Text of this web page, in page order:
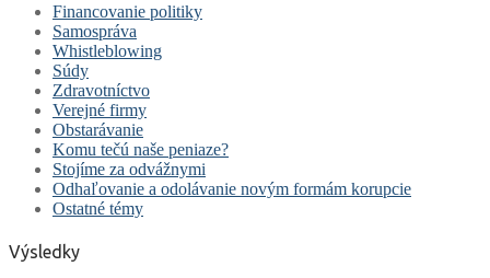
Financovanie politiky
Samospráva
Whistleblowing
Súdy
Zdravotníctvo
Verejné firmy
Obstarávanie
Komu tečú naše peniaze?
Stojíme za odvážnymi
Odhaľovanie a odolávanie novým formám korupcie
Ostatné témy
Výsledky